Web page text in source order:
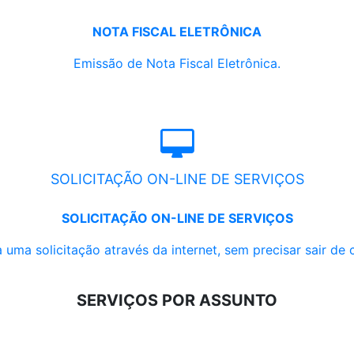
NOTA FISCAL ELETRÔNICA
Emissão de Nota Fiscal Eletrônica.
SOLICITAÇÃO ON-LINE DE SERVIÇOS
SOLICITAÇÃO ON-LINE DE SERVIÇOS
uma solicitação através da internet, sem precisar sair de
SERVIÇOS POR ASSUNTO